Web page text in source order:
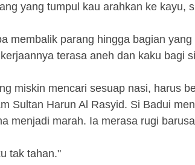
yang tumpul kau arahkan ke kayu,
membalik parang hingga bagian
terasa aneh dan kaku bagi
miskin mencari sesuap nasi, harus
Sultan Harun Al Rasyid. Si Badui
menjadi marah. Ia merasa rugi
tak tahan."